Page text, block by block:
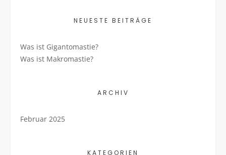
NEUESTE BEITRÄGE
Was ist Gigantomastie?
Was ist Makromastie?
ARCHIV
Februar 2025
KATEGORIEN